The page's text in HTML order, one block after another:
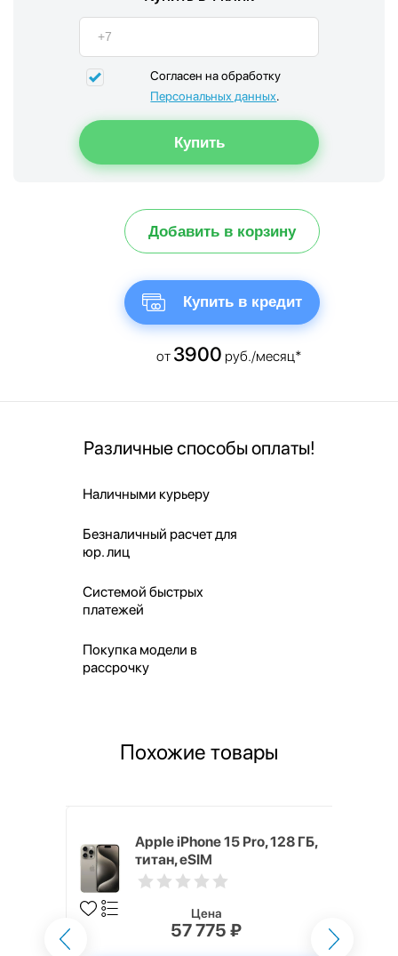
Согласен на обработку
Персональных данных.
Добавить в корзину
Купить в кредит
от 3900 руб./месяц*
Различные способы оплаты!
Наличными курьеру
Безналичный расчет для
юр. лиц
Системой быстрых
платежей
Покупка модели в
рассрочку
Похожие товары
Apple iPhone 15 Pro, 128 ГБ,
титан, eSIM
Цена
57 775 ₽